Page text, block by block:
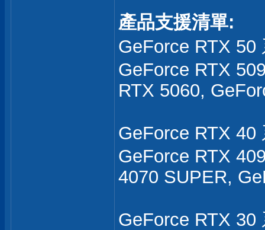
產品支援清單:
GeForce RTX 50
GeForce RTX
RTX 5060,
GeForce RTX 40
GeForce RTX
4070 SUPER,
GeForce RTX 30